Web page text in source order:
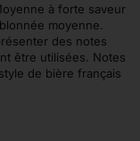
à forte saveur
moyenne.
des notes
être utilisées. Notes
de bière français